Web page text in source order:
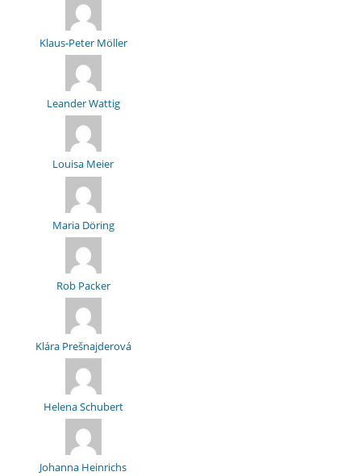
Klaus-Peter Möller
Leander Wattig
Louisa Meier
Maria Döring
Rob Packer
Klára Prešnajderová
Helena Schubert
Johanna Heinrichs